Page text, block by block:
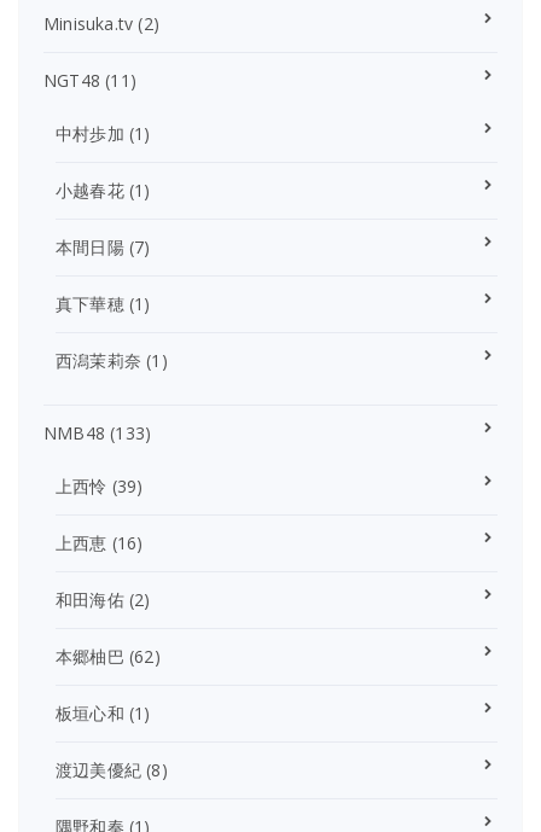
Minisuka.tv (2)
NGT48 (11)
中村歩加 (1)
小越春花(1)
本間日陽(7)
真下華穂(1)
西潟茉莉奈 (1)
NMB48 (133)
上西怜 (39)
上西恵 (16)
和田海佑(2)
本郷柚巴 (62)
板垣心和 (1)
渡辺美優紀 (8)
隅野和奏 (1)